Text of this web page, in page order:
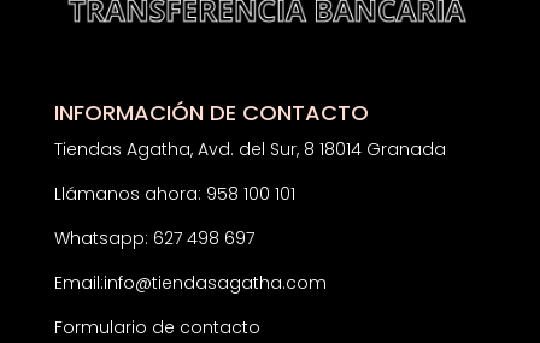
INFORMACIÓN DE CONTACTO
Tiendas Agatha, Avd. del Sur, 8 18014 Granada
Llámanos ahora: 958 100 101
Whatsapp: 627 498 697
Email:info@tiendasagatha.com
Formulario de contacto